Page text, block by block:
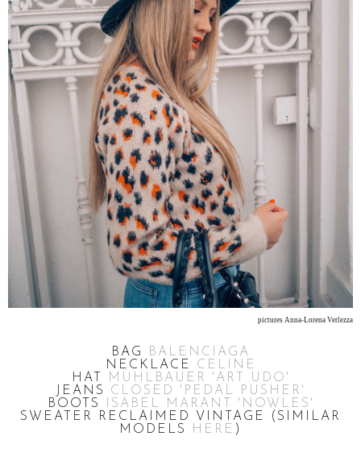
pictures Anna-Lorena Verlezza
BAG
BALENCIAGA
NECKLACE CELINE
HAT
MÜHLBAUER 'ART UDO'
JEANS CLOSED 'PEDAL PUSHER'
BOOTS
ISABEL MARANT 'NOWLES'
SWEATER RECLAIMED VINTAGE (SIMILAR
MODELS
HERE )